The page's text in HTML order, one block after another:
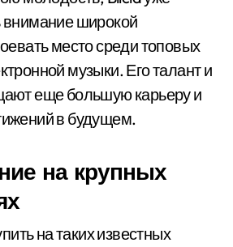
внимание широкой
место среди топовых
музыки. Его талант и
еще большую карьеру и
в будущем.
на крупных
на таких известных